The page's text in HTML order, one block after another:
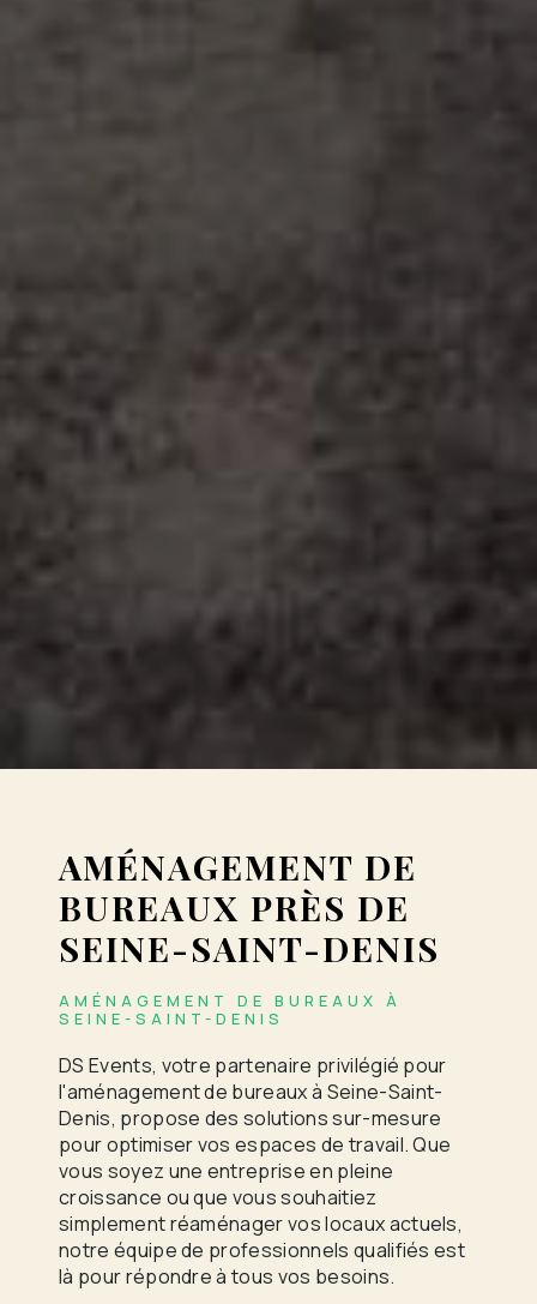
AMÉNAGEMENT DE
BUREAUX PRÈS DE
SEINE-SAINT-DENIS
AMÉNAGEMENT DE BUREAUX À
SEINE-SAINT-DENIS
DS Events, votre partenaire privilégié pour
l'aménagement de bureaux à Seine-Saint-
Denis, propose des solutions sur-mesure
pour optimiser vos espaces de travail. Que
vous soyez une entreprise en pleine
croissance ou que vous souhaitiez
simplement réaménager vos locaux actuels,
notre équipe de professionnels qualifiés est
là pour répondre à tous vos besoins.